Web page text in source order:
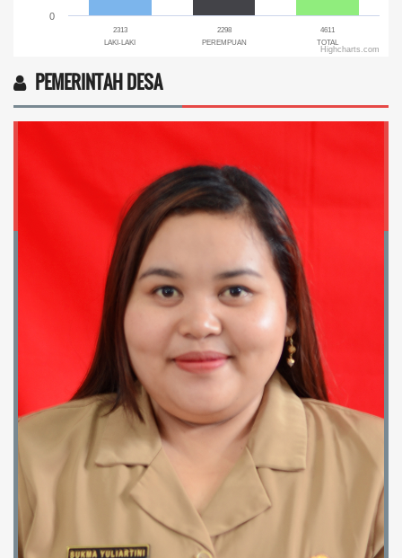
2313
LAKI-LAKI
2298
PEREMPUAN
4611
TOTAL
0
Highcharts.com
PEMERINTAH DESA